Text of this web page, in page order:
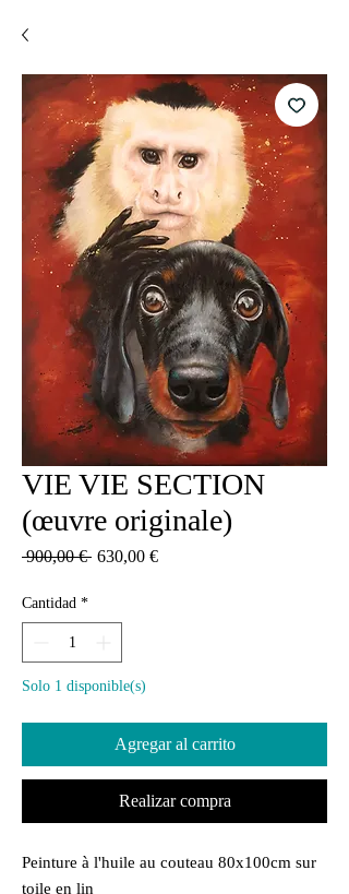
VIE VIE SECTION
(œuvre originale)
900,00 € Precio
630,00 €Precio
Cantidad *
Solo 1 disponible(s)
Agregar al carrito
Realizar compra
Peinture à l'huile au couteau 80x100cm sur
toile en lin